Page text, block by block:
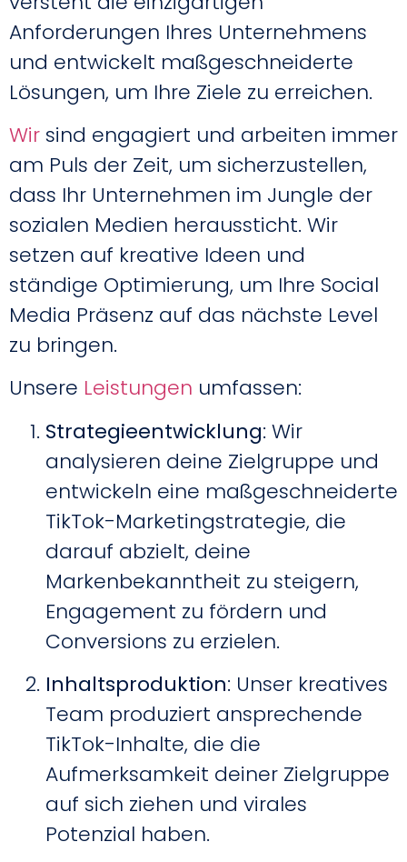
Anforderungen Ihres Unternehmens
und entwickelt maßgeschneiderte
Lösungen, um Ihre Ziele zu erreichen.
Wirsind engagiert und arbeiten immer
am Puls der Zeit, um sicherzustellen,
dass Ihr Unternehmen im Jungle der
sozialen Medien heraussticht. Wir
setzen auf kreative Ideen und
ständige Optimierung, um Ihre Social
Media Präsenz auf das nächste Level
zu bringen.
Unsere Leistungen umfassen:
Strategieentwicklung: Wir
analysieren deine Zielgruppe und
entwickeln eine maßgeschneiderte
TikTok-Marketingstrategie, die
darauf abzielt, deine
Markenbekanntheit zu steigern,
Engagement zu fördern und
Conversions zu erzielen.
Inhaltsproduktion: Unser kreatives
Team produziert ansprechende
TikTok-Inhalte, die die
Aufmerksamkeit deiner Zielgruppe
auf sich ziehen und virales
Potenzial haben.